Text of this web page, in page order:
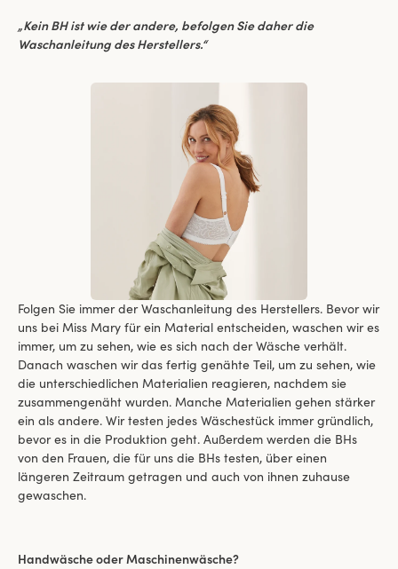
„Kein BH ist wie der andere, befolgen Sie daher die
Waschanleitung des Herstellers.“
Folgen Sie immer der Waschanleitung des Herstellers. Bevor wir
uns bei Miss Mary für ein Material entscheiden, waschen wir es
immer, um zu sehen, wie es sich nach der Wäsche verhält.
Danach waschen wir das fertig genähte Teil, um zu sehen, wie
die unterschiedlichen Materialien reagieren, nachdem sie
zusammengenäht wurden. Manche Materialien gehen stärker
ein als andere. Wir testen jedes Wäschestück immer gründlich,
bevor es in die Produktion geht. Außerdem werden die BHs
von den Frauen, die für uns die BHs testen, über einen
längeren Zeitraum getragen und auch von ihnen zuhause
gewaschen.
Handwäsche oder Maschinenwäsche?